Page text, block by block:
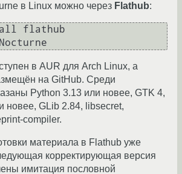
в Linux можно через Flathub:
flathub
в AUR для Arch Linux, а
на GitHub. Среди
Python 3.13 или новее, GTK 4,
новее, GLib 2.84, libsecret,
compiler.
материала в Flathub уже
корректирующая версия
имитация пословной